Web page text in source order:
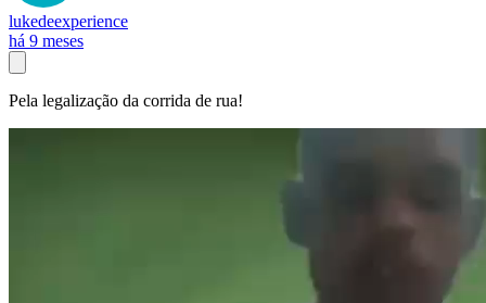
lukedeexperience
há 9 meses
Pela legalização da corrida de rua!